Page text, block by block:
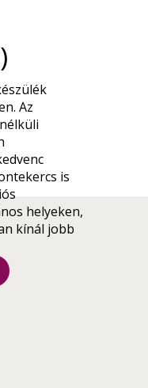
Az
is
helyeken,
kínál jobb